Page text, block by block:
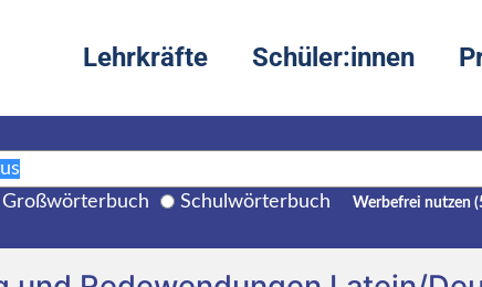
Lehrkräfte Schüler:innen
Großwörterbuch Schulwörterbuch Werbefrei nutzen